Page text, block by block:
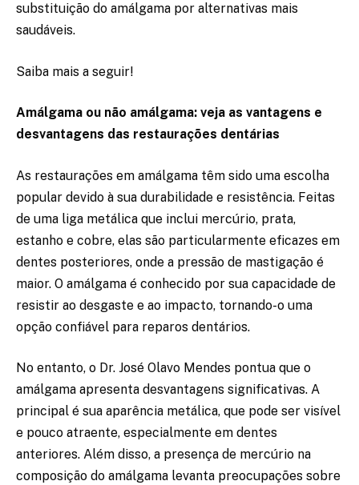
substituição do amálgama por alternativas mais
saudáveis.
Saiba mais a seguir!
Amálgama ou não amálgama: veja as vantagens e
desvantagens das restaurações dentárias
As restaurações em amálgama têm sido uma escolha
popular devido à sua durabilidade e resistência. Feitas
de uma liga metálica que inclui mercúrio, prata,
estanho e cobre, elas são particularmente eficazes em
dentes posteriores, onde a pressão de mastigação é
maior. O amálgama é conhecido por sua capacidade de
resistir ao desgaste e ao impacto, tornando-o uma
opção confiável para reparos dentários.
No entanto, o Dr. José Olavo Mendes pontua que o
amálgama apresenta desvantagens significativas. A
principal é sua aparência metálica, que pode ser visível
e pouco atraente, especialmente em dentes
anteriores. Além disso, a presença de mercúrio na
composição do amálgama levanta preocupações sobre